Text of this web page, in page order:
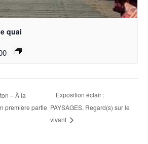
quai
– À la
première partie
Exposition éclair :
PAYSAGES, Regard(s) sur le
vivant